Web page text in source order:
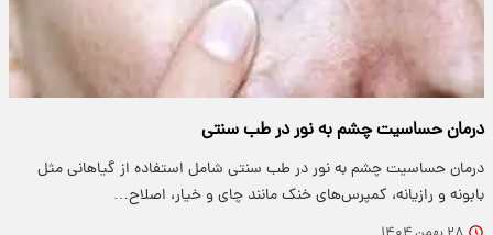
درمان حساسیت چشم به نور در طب سنتی
درمان حساسیت چشم به نور در طب سنتی شامل استفاده از گیاهانی مثل
بابونه و رازیانه، کمپرس‌های خنک مانند چای و خیار، اصلاح…